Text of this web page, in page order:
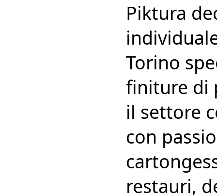
Piktura
Torino
finiture di
il settore
con
restauri,